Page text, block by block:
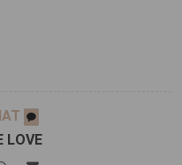
LOVE